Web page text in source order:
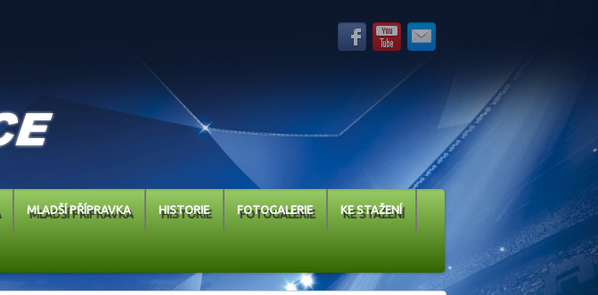
MLADŠÍ PŘÍPRAVKA HISTORIE FOTOGALERIE KE STAŽENÍ